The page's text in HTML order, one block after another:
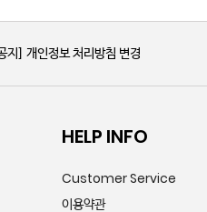
지] 개인정보 처리방침 변경
HELP INFO
Customer Service
이용약관